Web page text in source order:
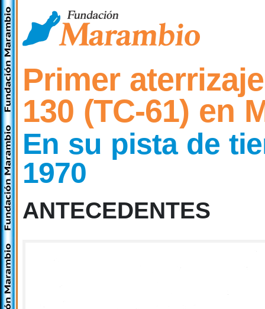
Primer
130 (TC-61) en
En su pista de
1970
ANTECEDENTES